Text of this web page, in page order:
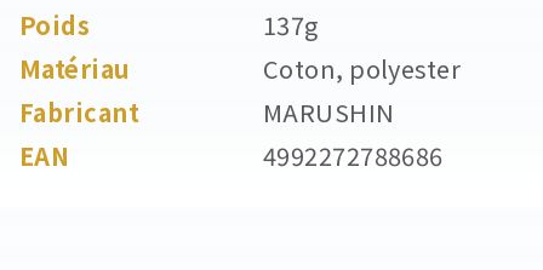
Poids
137g
Matériau
Coton, polyester
Fabricant
MARUSHIN
EAN
4992272788686